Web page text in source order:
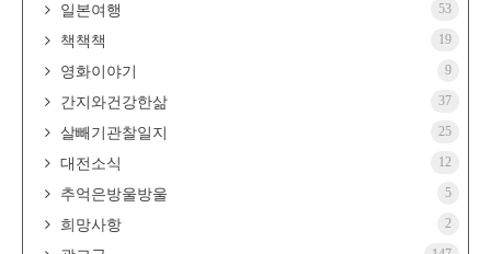
일본여행 53
책책책 19
영화이야기 9
간지와건강한삶 37
살빼기관찰일지 25
대전소식 12
추억은방울방울 5
희망사항 2